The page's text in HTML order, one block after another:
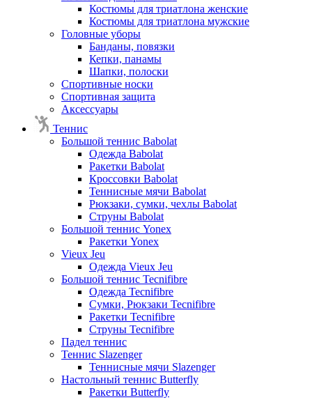
Костюмы для триатлона женские
Костюмы для триатлона мужские
Головные уборы
Банданы, повязки
Кепки, панамы
Шапки, полоски
Спортивные носки
Спортивная защита
Аксессуары
Теннис
Большой теннис Babolat
Одежда Babolat
Ракетки Babolat
Кроссовки Babolat
Теннисные мячи Babolat
Рюкзаки, сумки, чехлы Babolat
Струны Babolat
Большой теннис Yonex
Ракетки Yonex
Vieux Jeu
Одежда Vieux Jeu
Большой теннис Tecnifibre
Одежда Tecnifibre
Сумки, Рюкзаки Tecnifibre
Ракетки Tecnifibre
Струны Tecnifibre
Падел теннис
Теннис Slazenger
Теннисные мячи Slazenger
Настольный теннис Butterfly
Ракетки Butterfly